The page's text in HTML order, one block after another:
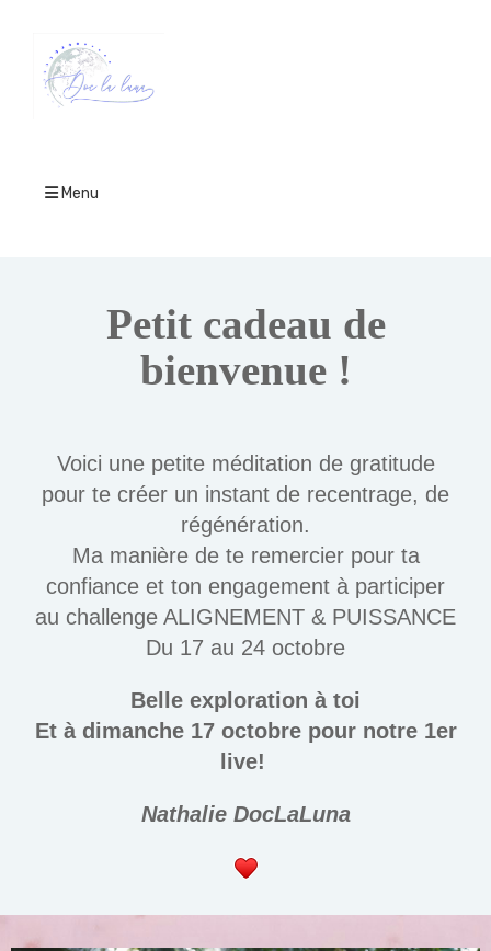
Menu
Petit cadeau de
bienvenue !
Voici une petite méditation de gratitude
pour te créer un instant de recentrage, de
régénération.
Ma manière de te remercier pour ta
confiance et ton engagement à participer
au challenge ALIGNEMENT & PUISSANCE
Du 17 au 24 octobre
Belle exploration à toi
Et à dimanche 17 octobre pour notre 1er
live!
Nathalie DocLaLuna